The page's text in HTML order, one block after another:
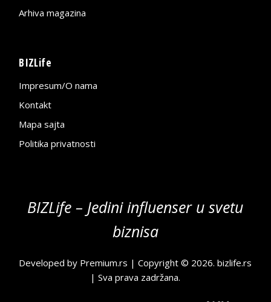
Arhiva magazina
BIZLife
Impresum/O nama
Kontakt
Mapa sajta
Politika privatnosti
BIZLife – Jedini influenser u svetu
biznisa
Developed by Premium.rs | Copyright © 2026.bizlife.rs
| Sva prava zadržana.